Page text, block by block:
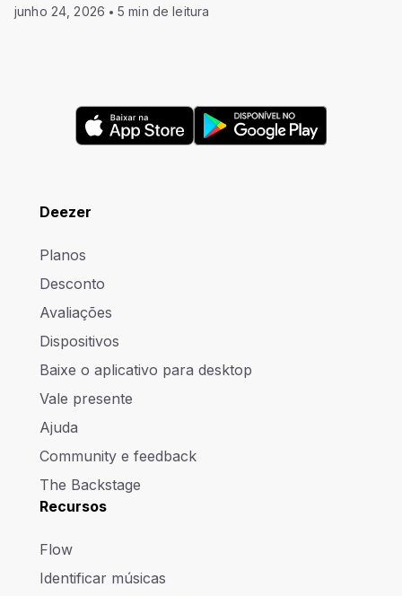
junho 24, 2026 5 min de leitura
Deezer
Planos
Desconto
Avaliações
Dispositivos
Baixe o aplicativo para desktop
Vale presente
Ajuda
Community e feedback
The Backstage
Recursos
Flow
Identificar músicas